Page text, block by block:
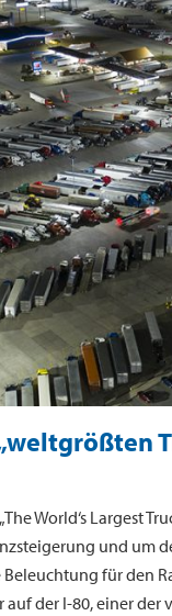
World‘s Largest
und um
für den
der I-80, einer